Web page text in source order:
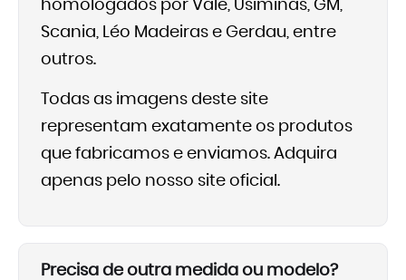
homologados por Vale, Usiminas, GM,
Scania, Léo Madeiras e Gerdau, entre
outros.
Todas as imagens deste site
representam exatamente os produtos
que fabricamos e enviamos. Adquira
apenas pelo nosso site oficial.
Precisa de outra medida ou modelo?